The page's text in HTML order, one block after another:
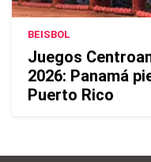
BEISBOL
Juegos
2026: Panamá
Puerto Rico